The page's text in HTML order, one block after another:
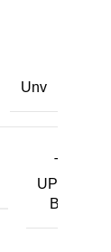
Unv
TR-
UP08-
B-IN